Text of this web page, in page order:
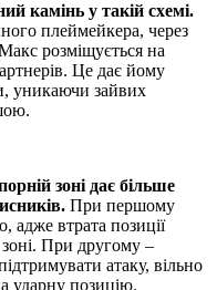
камінь у такій схемі.
плеймейкера, через
розміщується на
Це дає йому
уникаючи зайвих
зоні дає більше
При першому
адже втрата позиції
При другому –
атаку, вільно
ударну позицію.